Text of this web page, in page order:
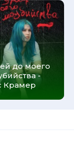
до моего
-
Крамер